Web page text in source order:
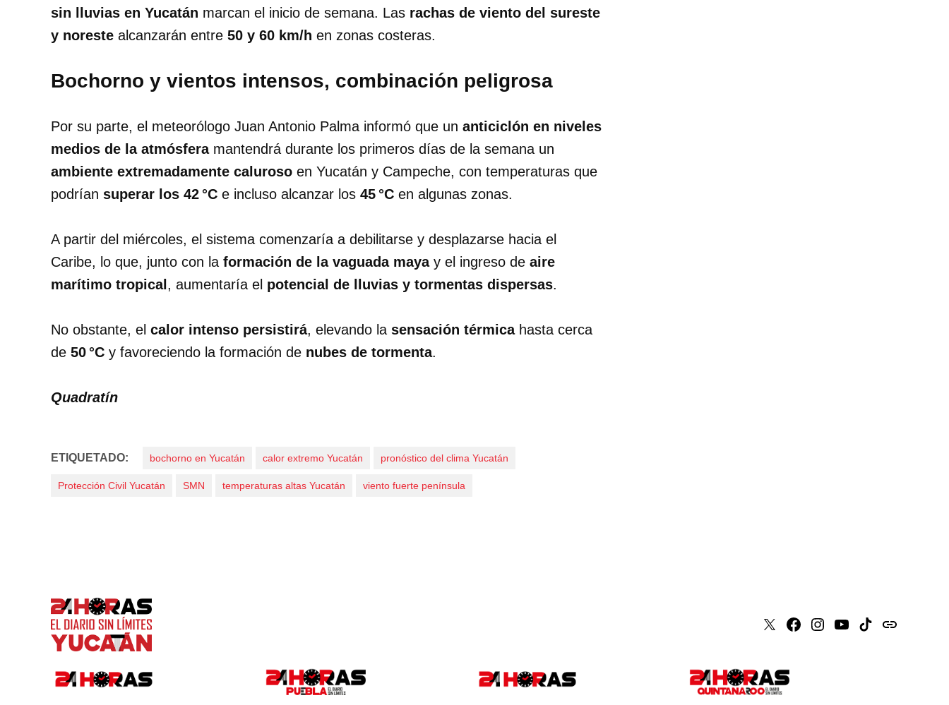
sin lluvias en Yucatán marcan el inicio de semana. Las rachas de viento del sureste
y noreste alcanzarán entre 50 y 60 km/h en zonas costeras.
Bochorno y vientos intensos, combinación peligrosa
Por su parte, el meteorólogo Juan Antonio Palma informó que un anticiclón en niveles
medios de la atmósferamantendrá durante los primeros días de la semana un
ambiente extremadamente caluroso en Yucatán y Campeche, con temperaturas que
podrían superar los 42 °C e incluso alcanzar los 45 °C en algunas zonas.
A partir del miércoles, el sistema comenzaría a debilitarse y desplazarse hacia el
Caribe, lo que, junto con la formación de la vaguada mayay el ingreso de aire
marítimo tropical, aumentaría el potencial de lluvias y tormentas dispersas.
No obstante, el calor intenso persistirá, elevando la sensación térmicahasta cerca
de 50 °C y favoreciendo la formación de nubes de tormenta.
Quadratín
ETIQUETADO: bochorno en Yucatán calor extremo Yucatán pronóstico del clima Yucatán
Protección Civil Yucatán SMN temperaturas altas Yucatán viento fuerte península
X Faceboook
Instagram
Youtube
Tiktokissuu